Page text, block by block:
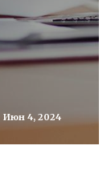
Июн 4, 2024